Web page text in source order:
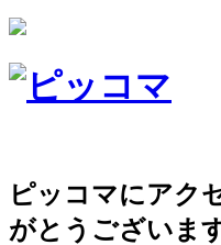
ピッコマにアク
がとうございます